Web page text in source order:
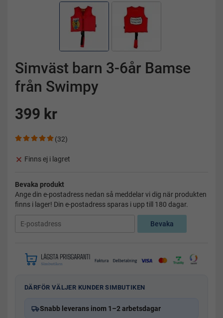
Simväst barn 3-6år Bamse
från Swimpy
399 kr
(32)
Finns ej i lagret
Bevaka produkt
Ange din e-postadress nedan så meddelar vi dig när produkten
finns i lager! Din e-postadress sparas i upp till 180 dagar.
Bevaka
DÄRFÖR VÄLJER KUNDER SIMBUTIKEN
Snabb leverans inom 1–2 arbetsdagar